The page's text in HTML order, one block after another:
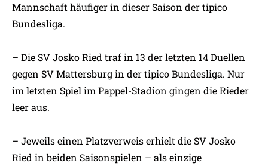
Mannschaft häufiger in dieser Saison der tipico
Bundesliga.
– Die SV Josko Ried traf in 13 der letzten 14 Duellen
gegen SV Mattersburg in der tipico Bundesliga. Nur
im letzten Spiel im Pappel-Stadion gingen die Rieder
leer aus.
– Jeweils einen Platzverweis erhielt die SV Josko
Ried in beiden Saisonspielen – als einzige